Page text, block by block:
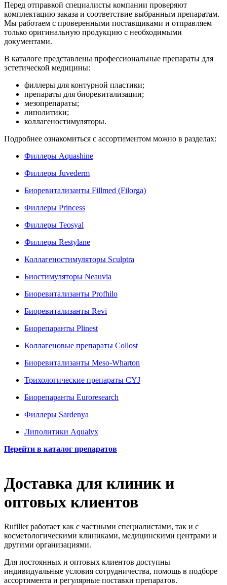
Перед отправкой специалисты компании проверяют
комплектацию заказа и соответствие выбранным препаратам.
Мы работаем с проверенными поставщиками и отправляем
только оригинальную продукцию с необходимыми
документами.
В каталоге представлены профессиональные препараты для
эстетической медицины:
филлеры для контурной пластики;
препараты для биоревитализации;
мезопрепараты;
липолитики;
коллагеностимуляторы.
Подробнее ознакомиться с ассортиментом можно в разделах:
Филлеры Aquashine
Филлеры Juvederm
Биоревитализанты Fillmed (Filorga)
Филлеры Princess
Филлеры Teosyal
Филлеры Restylane
Коллагеностимуляторы Sculptra
Биостимуляторы Neauvia
Биоревитализанты Profhilo
Биоревитализанты Revi
Биорепаранты Plinest
Коллагеновые препараты Collost
Биоревитализанты Meso-Wharton
Трихологические препараты CYJ
Биорепаранты Euroresearch
Филлеры Sardenya
Липолитики Aqualyx
Перейти в каталог препаратов
Доставка для клиник и
оптовых клиентов
Rufiller работает как с частными специалистами, так и с
косметологическими клиниками, медицинскими центрами и
другими организациями.
Для постоянных и оптовых клиентов доступны
индивидуальные условия сотрудничества, помощь в подборе
ассортимента и регулярные поставки препаратов.